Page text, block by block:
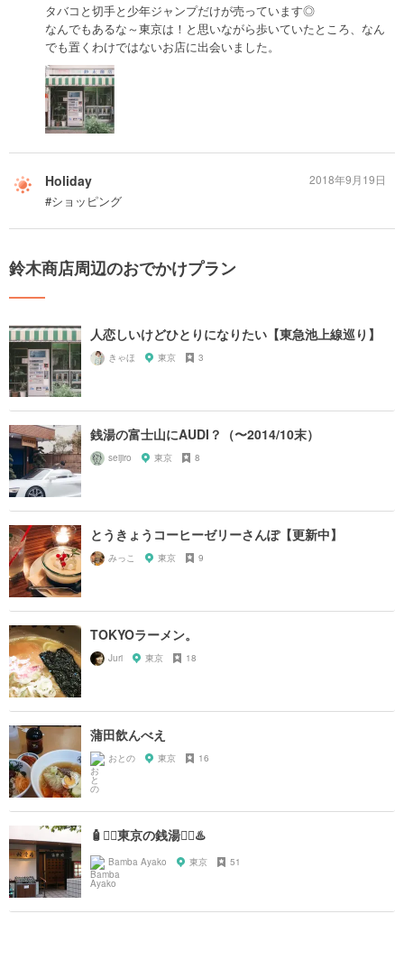
タバコと切手と少年ジャンプだけが売っています◎
なんでもあるな～東京は！と思いながら歩いていたところ、なん
でも置くわけではないお店に出会いました。
Holiday
#ショッピング
2018年9月19日
鈴木商店周辺のおでかけプラン
人恋しいけどひとりになりたい【東急池上線巡り】
きゃほ 東京 3
銭湯の富士山にAUDI？（〜2014/10末）
seijiro 東京 8
とうきょうコーヒーゼリーさんぽ【更新中】
みっこ 東京 9
TOKYOラーメン。
Juri 東京 18
蒲田飲んべえ
おとの 東京 16
🧴🧖‍♀️東京の銭湯🧖‍♂️♨️
Bamba Ayako 東京 51